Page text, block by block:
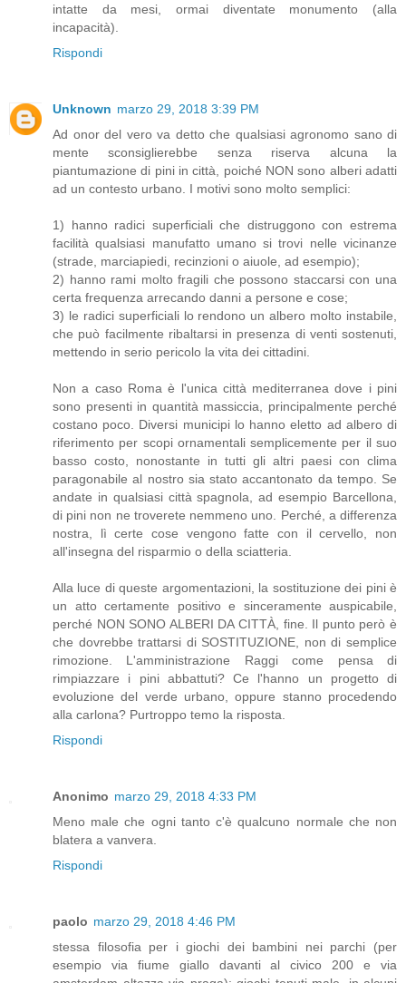
intatte da mesi, ormai diventate monumento (alla
incapacità).
Rispondi
Unknown marzo 29, 2018 3:39 PM
Ad onor del vero va detto che qualsiasi agronomo sano di
mente sconsiglierebbe senza riserva alcuna la
piantumazione di pini in città, poiché NON sono alberi adatti
ad un contesto urbano. I motivi sono molto semplici:
1) hanno radici superficiali che distruggono con estrema
facilità qualsiasi manufatto umano si trovi nelle vicinanze
(strade, marciapiedi, recinzioni o aiuole, ad esempio);
2) ‎hanno rami molto fragili che possono staccarsi con una
certa frequenza arrecando danni a persone e cose;
3) ‎le radici superficiali lo rendono un albero molto instabile,
che può facilmente ribaltarsi in presenza di venti sostenuti,
mettendo in serio pericolo la vita dei cittadini.
Non a caso Roma è l'unica città mediterranea dove i pini
sono presenti in quantità massiccia, principalmente perché
costano poco. Diversi municipi lo hanno eletto ad albero di
riferimento per scopi ornamentali semplicemente per il suo
basso costo, nonostante in tutti gli altri paesi con clima
paragonabile al nostro sia stato accantonato da tempo. Se
andate in qualsiasi città spagnola, ad esempio Barcellona,
di pini non ne troverete nemmeno uno. Perché, a differenza
nostra, lì certe cose vengono fatte con il cervello, non
all'insegna del risparmio o della sciatteria.
Alla luce di queste argomentazioni, la sostituzione dei pini è
un atto certamente positivo e sinceramente auspicabile,
perché NON SONO ALBERI DA CITTÀ, fine. Il punto però è
che dovrebbe trattarsi di SOSTITUZIONE, non di semplice
rimozione. L'amministrazione Raggi come pensa di
rimpiazzare i pini abbattuti? Ce l'hanno un progetto di
evoluzione del verde urbano, oppure stanno procedendo
alla carlona? Purtroppo temo la risposta.
Rispondi
Anonimo marzo 29, 2018 4:33 PM
Meno male che ogni tanto c'è qualcuno normale che non
blatera a vanvera.
Rispondi
paolo marzo 29, 2018 4:46 PM
stessa filosofia per i giochi dei bambini nei parchi (per
esempio via fiume giallo davanti al civico 200 e via